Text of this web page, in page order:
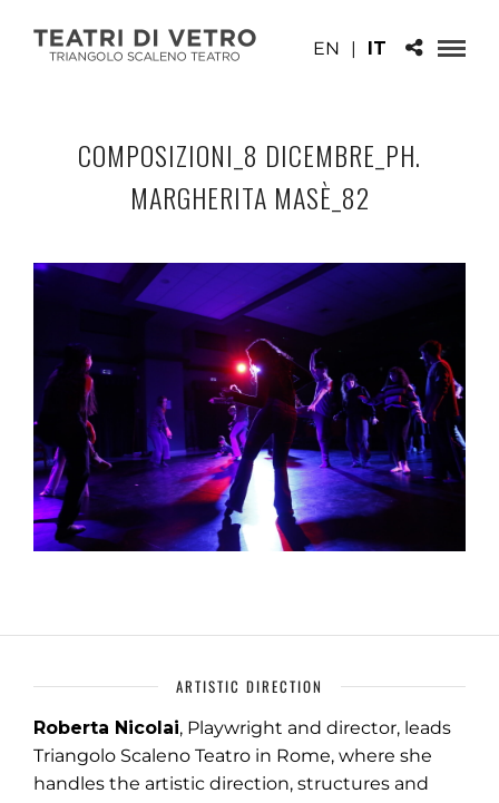
EN | IT
COMPOSIZIONI_8 DICEMBRE_PH.
MARGHERITA MASÈ_82
ARTISTIC DIRECTION
Roberta Nicolai, Playwright and director, leads
Triangolo Scaleno Teatro in Rome, where she
handles the artistic direction, structures and